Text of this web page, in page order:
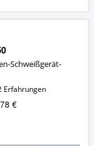
Schweißgerät-
Erfahrungen
€